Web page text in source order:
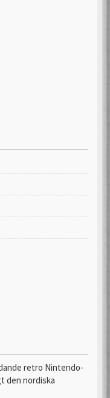
retro Nintendo-
den nordiska